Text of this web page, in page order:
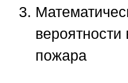
вероятности
пожара